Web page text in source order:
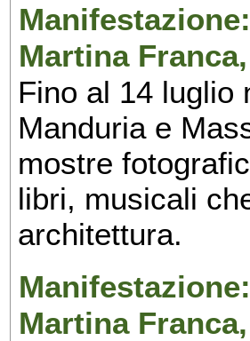
Martina
Fino al 14 luglio
Manduria e
mostre
libri, musicali
architettura.
Martina